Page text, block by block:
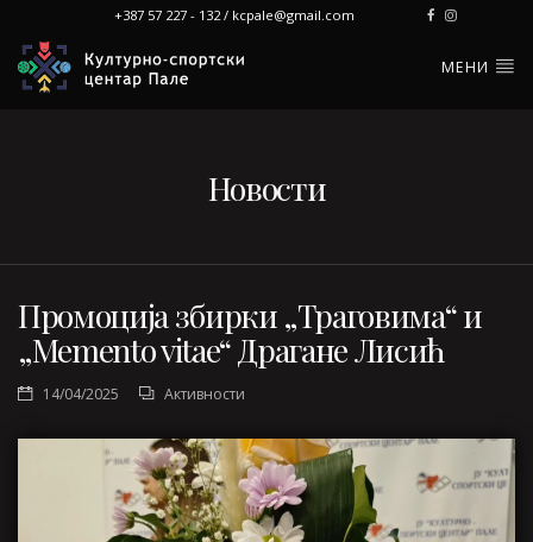
+387 57 227 - 132 / kcpale@gmail.com
МЕНИ
Новости
Промоција збирки „Траговима“ и
„Memento vitae“ Драгане Лисић
14/04/2025 Активности